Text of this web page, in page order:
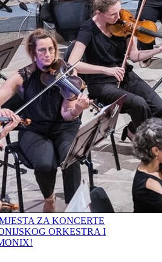
ZA KONCERTE
ORKESTRA I